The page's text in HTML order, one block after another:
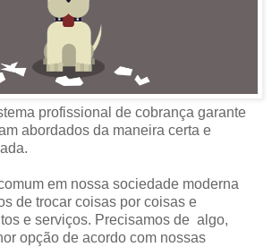
profissional de cobrança garante
abordados da maneira certa e
em nossa sociedade moderna
de trocar coisas por coisas e
e serviços. Precisamos de algo,
opção de acordo com nossas